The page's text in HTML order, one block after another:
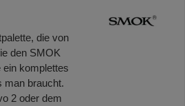
die von
den SMOK
ein komplettes
man braucht.
2 oder dem